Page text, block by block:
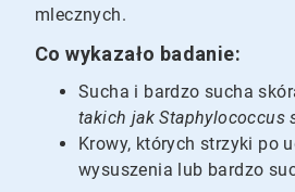
mlecznych.
Co wykazało badanie:
Sucha i bardzo sucha
takich jak Staphylococcus
Krowy, których strzyki po
wysuszenia lub bardzo